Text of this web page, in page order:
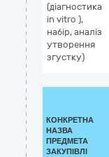
(діагностика
in vitro ),
набір, аналіз
утворення
згустку)
КОНКРЕТНА
НАЗВА
ПРЕДМЕТА
ЗАКУПІВЛІ